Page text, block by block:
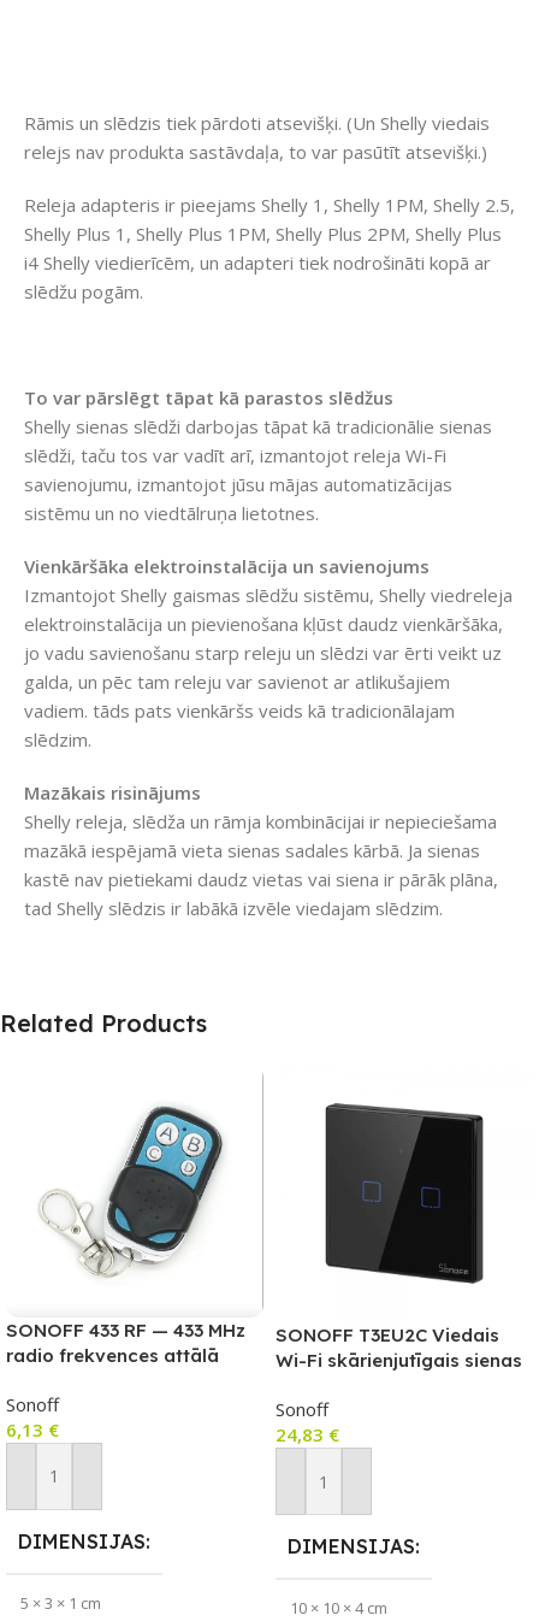
Rāmis un slēdzis tiek pārdoti atsevišķi. (Un Shelly viedais
relejs nav produkta sastāvdaļa, to var pasūtīt atsevišķi.)
Releja adapteris ir pieejams Shelly 1, Shelly 1PM, Shelly 2.5,
Shelly Plus 1, Shelly Plus 1PM, Shelly Plus 2PM, Shelly Plus
i4 Shelly viedierīcēm, un adapteri tiek nodrošināti kopā ar
slēdžu pogām.
To var pārslēgt tāpat kā parastos slēdžus
Shelly sienas slēdži darbojas tāpat kā tradicionālie sienas
slēdži, taču tos var vadīt arī, izmantojot releja Wi-Fi
savienojumu, izmantojot jūsu mājas automatizācijas
sistēmu un no viedtālruņa lietotnes.
Vienkāršāka elektroinstalācija un savienojums
Izmantojot Shelly gaismas slēdžu sistēmu, Shelly viedreleja
elektroinstalācija un pievienošana kļūst daudz vienkāršāka,
jo vadu savienošanu starp releju un slēdzi var ērti veikt uz
galda, un pēc tam releju var savienot ar atlikušajiem
vadiem. tāds pats vienkāršs veids kā tradicionālajam
slēdzim.
Mazākais risinājums
Shelly releja, slēdža un rāmja kombinācijai ir nepieciešama
mazākā iespējamā vieta sienas sadales kārbā. Ja sienas
kastē nav pietiekami daudz vietas vai siena ir pārāk plāna,
tad Shelly slēdzis ir labākā izvēle viedajam slēdzim.
Related Products
SONOFF 433 RF — 433 MHz
radio frekvences attālā
Sonoff
6,13 €
Pievienot Grozam
DIMENSIJAS
5 × 3 × 1 cm
SONOFF T3EU2C Viedais
Wi-Fi skārienjutīgais sienas
Sonoff
24,83 €
Pievienot Grozam
DIMENSIJAS
10 × 10 × 4 cm